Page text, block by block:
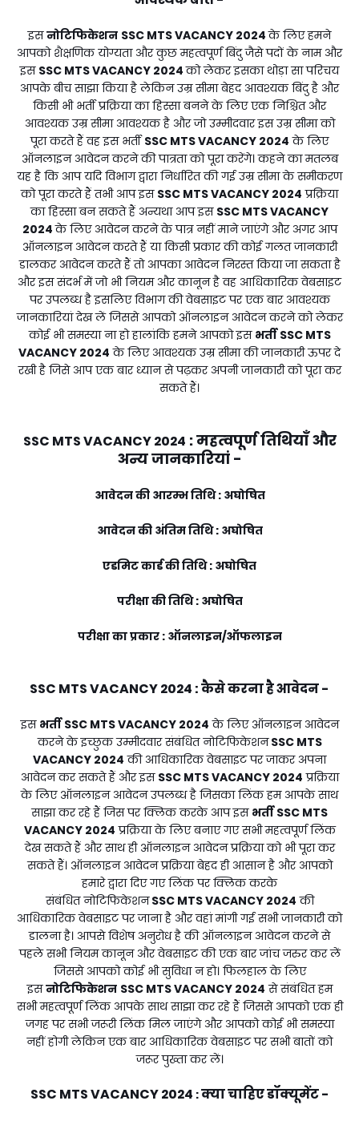
इसनोटिफिकेशन SSC MTS VACANCY 2024के लिए हमने
आपको शैक्षणिक योग्यता और कुछ महत्वपूर्ण बिंदु जैसे पदों के नाम और
इस SSC MTS VACANCY 2024 को लेकर इसका थोड़ा सा परिचय
आपके बीच साझा किया है लेकिन उम्र सीमा बेहद आवश्यक बिंदु है और
किसी भी भर्ती प्रक्रिया का हिस्सा बनने के लिए एक निश्चित और
आवश्यक उम्र सीमा आवश्यक है और जो उम्मीदवार इस उम्र सीमा को
पूरा करते हैं वह इस भर्तीSSC MTS VACANCY 2024 के लिए
ऑनलाइन आवेदन करने की पात्रता को पूरा करेंगे। कहने का मतलब
यह है कि आप यदि विभाग द्वारा निर्धारित की गई उम्र सीमा के समीकरण
को पूरा करते हैं तभी आप इस SSC MTS VACANCY 2024 प्रक्रिया
का हिस्सा बन सकते हैं अन्यथा आप इस SSC MTS VACANCY
2024के लिए आवेदन करने के पात्र नहीं माने जाएंगे और अगर आप
ऑनलाइन आवेदन करते हैं या किसी प्रकार की कोई गलत जानकारी
डालकर आवेदन करते हैं तो आपका आवेदन निरस्त किया जा सकता है
और इस संदर्भ में जो भी नियम और कानून है वह आधिकारिक वेबसाइट
पर उपलब्ध है इसलिए विभाग की वेबसाइट पर एक बार आवश्यक
जानकारियां देख लें जिससे आपको ऑनलाइन आवेदन करने को लेकर
कोई भी समस्या ना हो हालांकि हमने आपको इस भर्ती SSC MTS
VACANCY 2024 के लिए आवश्यक उम्र सीमा की जानकारी ऊपर दे
रखी है जिसे आप एक बार ध्यान से पढ़कर अपनी जानकारी को पूरा कर
सकते हैं।
SSC MTS VACANCY 2024 :महत्वपूर्ण तिथियाँ और
अन्य जानकारियां -
आवेदन की आरम्भ तिथि : अघोषित
आवेदन की अंतिम तिथि : अघोषित
एडमिट कार्ड की तिथि : अघोषित
परीक्षा की तिथि : अघोषित
परीक्षा का प्रकार : ऑनलाइन/ऑफलाइन
SSC MTS VACANCY 2024 :कैसे करना है आवेदन -
इस भर्ती SSC MTS VACANCY 2024 के लिए ऑनलाइन आवेदन
करने के इच्छुक उम्मीदवार संबंधित नोटिफिकेशन SSC MTS
VACANCY 2024 की आधिकारिक वेबसाइट पर जाकर अपना
आवेदन कर सकते हैं और इस SSC MTS VACANCY 2024 प्रक्रिया
के लिए ऑनलाइन आवेदन उपलब्ध है जिसका लिंक हम आपके साथ
साझा कर रहे हैं जिस पर क्लिक करके आप इस भर्ती SSC MTS
VACANCY 2024 प्रक्रिया के लिए बनाए गए सभी महत्वपूर्ण लिंक
देख सकते हैं और साथ ही ऑनलाइन आवेदन प्रक्रिया को भी पूरा कर
सकते हैं। ऑनलाइन आवेदन प्रक्रिया बेहद ही आसान है और आपको
हमारे द्वारा दिए गए लिंक पर क्लिक करके
संबंधित नोटिफिकेशन SSC MTS VACANCY 2024 की
आधिकारिक वेबसाइट पर जाना है और वहां मांगी गई सभी जानकारी को
डालना है। आपसे विशेष अनुरोध है की ऑनलाइन आवेदन करने से
पहले सभी नियम कानून और वेबसाइट की एक बार जांच जरुर कर लें
जिससे आपको कोई भी सुविधा न हो। फिलहाल के लिए
इसनोटिफिकेशन SSC MTS VACANCY 2024 से संबंधित हम
सभी महत्वपूर्ण लिंक आपके साथ साझा कर रहे हैं जिससे आपको एक ही
जगह पर सभी जरूरी लिंक मिल जाएंगे और आपको कोई भी समस्या
नहीं होगी लेकिन एक बार आधिकारिक वेबसाइट पर सभी बातों को
जरूर पुख्ता कर लें।
SSC MTS VACANCY 2024 :क्या चाहिए डॉक्यूमेंट -